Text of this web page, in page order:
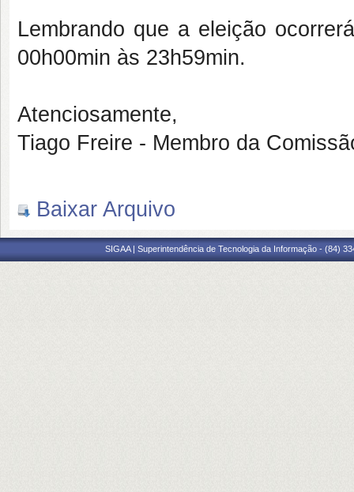
Lembrando que a eleição
00h00min às 23h59min.
Atenciosamente,
Tiago Freire - Membro da
Baixar Arquivo
SIGAA | Superintendência de Tecnologia da Informação - (84)